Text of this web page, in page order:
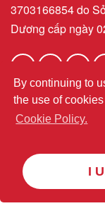
By continuing to
the use of
Cookie Policy.
I
3703166854 do
Dương cấp ngày
Email:
company
be registered
respective owners.